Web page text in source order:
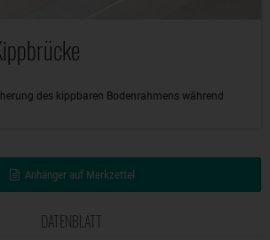
des kippbaren Bodenrahmens während
Anhänger auf Merkzettel
DATENBLATT